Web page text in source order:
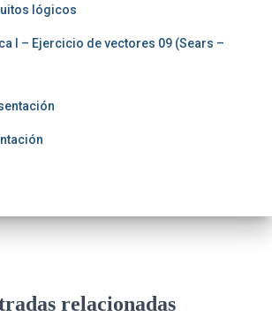
lógicos
I – Ejercicio de vectores 09 (Sears –
relacionadas